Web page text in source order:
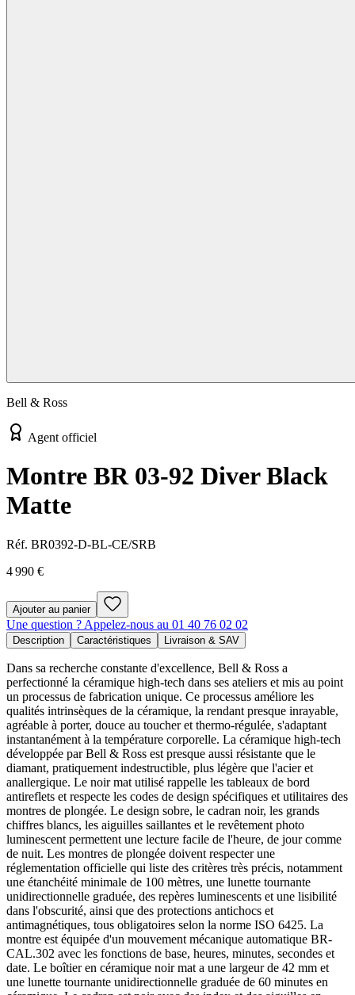
Bell & Ross
Agent officiel
Montre BR 03-92 Diver Black
Matte
Réf. BR0392-D-BL-CE/SRB
4 990 €
Ajouter au panier
Une question ? Appelez-nous au 01 40 76 02 02
Description Caractéristiques Livraison & SAV
Dans sa recherche constante d'excellence, Bell & Ross a
perfectionné la céramique high-tech dans ses ateliers et mis au point
un processus de fabrication unique. Ce processus améliore les
qualités intrinsèques de la céramique, la rendant presque inrayable,
agréable à porter, douce au toucher et thermo-régulée, s'adaptant
instantanément à la température corporelle. La céramique high-tech
développée par Bell & Ross est presque aussi résistante que le
diamant, pratiquement indestructible, plus légère que l'acier et
anallergique. Le noir mat utilisé rappelle les tableaux de bord
antireflets et respecte les codes de design spécifiques et utilitaires des
montres de plongée. Le design sobre, le cadran noir, les grands
chiffres blancs, les aiguilles saillantes et le revêtement photo
luminescent permettent une lecture facile de l'heure, de jour comme
de nuit. Les montres de plongée doivent respecter une
réglementation officielle qui liste des critères très précis, notamment
une étanchéité minimale de 100 mètres, une lunette tournante
unidirectionnelle graduée, des repères luminescents et une lisibilité
dans l'obscurité, ainsi que des protections antichocs et
antimagnétiques, tous obligatoires selon la norme ISO 6425. La
montre est équipée d'un mouvement mécanique automatique BR-
CAL.302 avec les fonctions de base, heures, minutes, secondes et
date. Le boîtier en céramique noir mat a une largeur de 42 mm et
une lunette tournante unidirectionnelle graduée de 60 minutes en